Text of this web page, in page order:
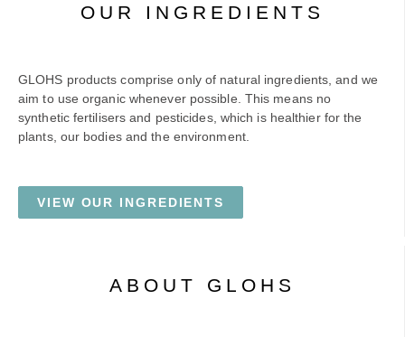
OUR INGREDIENTS
GLOHS products comprise only of natural ingredients, and we
aim to use organic whenever possible. This means no
synthetic fertilisers and pesticides, which is healthier for the
plants, our bodies and the environment.
VIEW OUR INGREDIENTS
ABOUT GLOHS